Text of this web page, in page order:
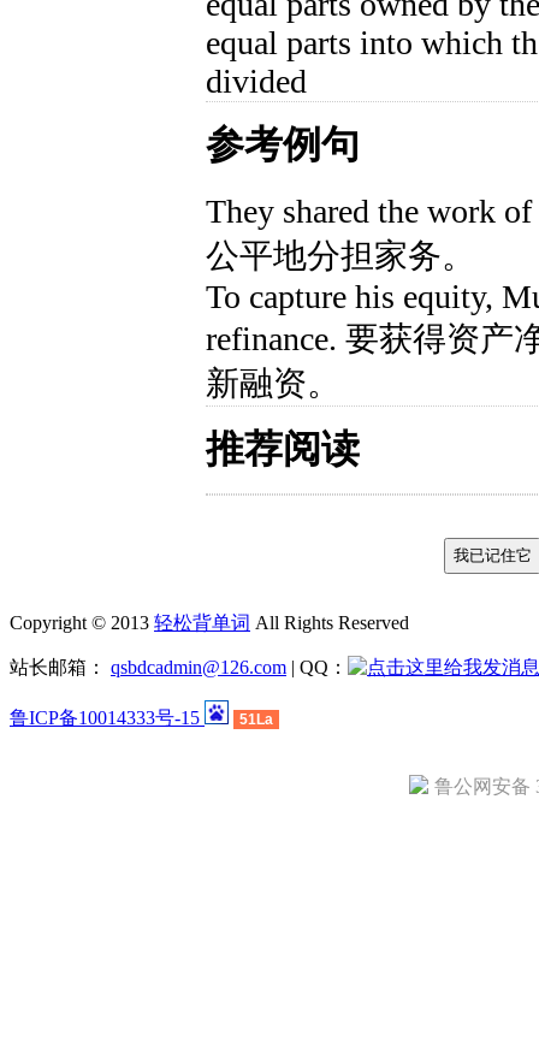
equal parts into which
divided
参考例句
They shared the work
公平地分担家务。
To capture his equity,
refinance. 要获得资产
新融资。
推荐阅读
Copyright © 2013 轻松背单词 All Rights Reserved
站长邮箱： qsbdcadmin@126.com | QQ：
鲁ICP备10014333号-15 51La
鲁公网安备